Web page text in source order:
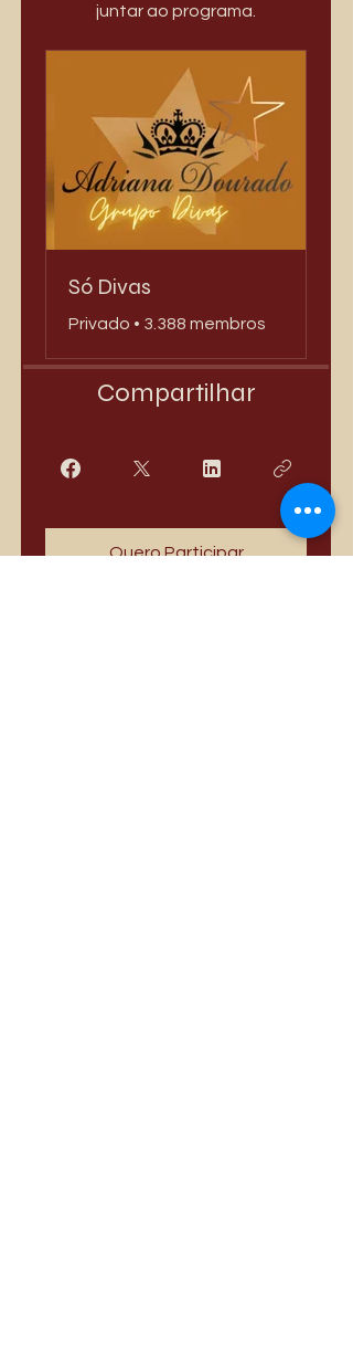
juntar ao programa.
Só Divas
Privado • 3.388 membros
Compartilhar
Quero Participar